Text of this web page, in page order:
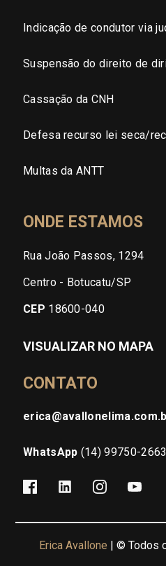
Indicação de condutor via
Suspensão do direito de
Cassação da CNH
Defesa recurso lei seca/
Multas da ANTT
ONDE ESTAMOS
Rua João Passos, 1294
Centro - Botucatu/SP
CEP 18600-040
VISUALIZAR NO MAPA
CONTATO
WhatsApp (14) 99750-2663
Erica Avallone | © Todos